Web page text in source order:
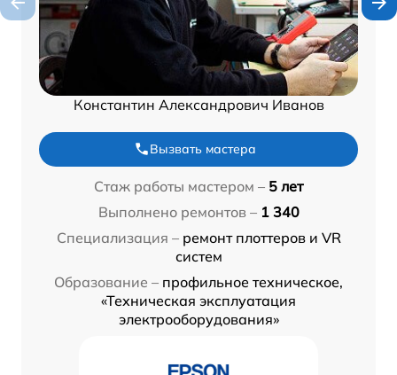
Константин Александрович Иванов
Вызвать мастера
Стаж работы мастером – 5 лет
Выполнено ремонтов – 1 340
Специализация – ремонт плоттеров и VR
систем
Образование – профильное техническое,
«Техническая эксплуатация
электрооборудования»